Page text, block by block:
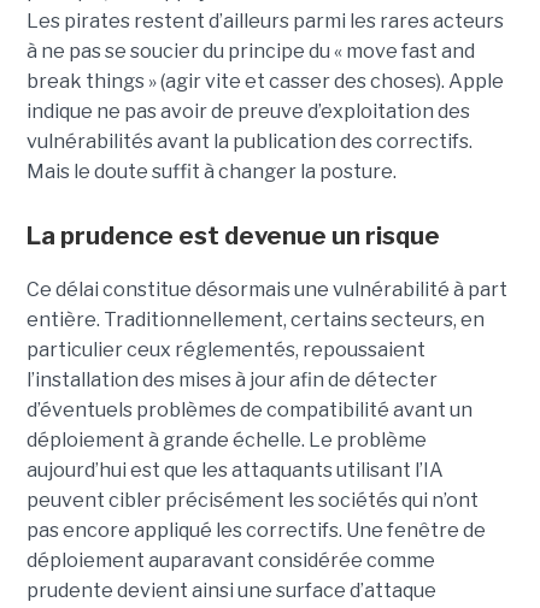
Les pirates restent d’ailleurs parmi les rares acteurs
à ne pas se soucier du principe du « move fast and
break things » (agir vite et casser des choses). Apple
indique ne pas avoir de preuve d’exploitation des
vulnérabilités avant la publication des correctifs.
Mais le doute suffit à changer la posture.
La prudence est devenue un risque
Ce délai constitue désormais une vulnérabilité à part
entière. Traditionnellement, certains secteurs, en
particulier ceux réglementés, repoussaient
l’installation des mises à jour afin de détecter
d’éventuels problèmes de compatibilité avant un
déploiement à grande échelle. Le problème
aujourd’hui est que les attaquants utilisant l’IA
peuvent cibler précisément les sociétés qui n’ont
pas encore appliqué les correctifs. Une fenêtre de
déploiement auparavant considérée comme
prudente devient ainsi une surface d’attaque